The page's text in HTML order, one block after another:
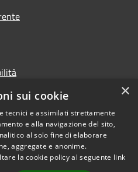
Copyright © 2026 • Comune di
Bardolino • Powered by
×
sui cookie
tecnici e assimilati strettamente
e alla navigazione del sito,
al solo fine di elaborare
aggregate e anonime.
la cookie policy al seguente link